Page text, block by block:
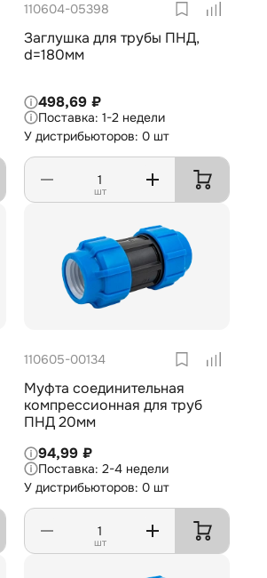
110604-05398
Заглушка для трубы ПНД,
d=180мм
498,69 ₽
1-2 недели
У дистрибьюторов: 0 шт
шт
110605-00134
Муфта соединительная
компрессионная для труб
ПНД 20мм
94,99 ₽
2-4 недели
У дистрибьюторов: 0 шт
шт